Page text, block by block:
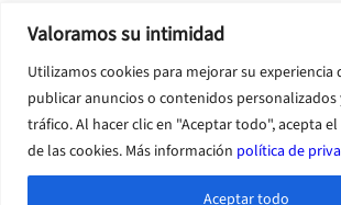
Valoramos su intimidad
Utilizamos cookies para mejorar su experiencia
publicar anuncios o contenidos
tráfico. Al hacer clic en "Aceptar todo", acepta
de las cookies. Más información política de
Aceptar todo
Política de
Condiciones de